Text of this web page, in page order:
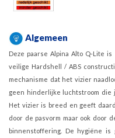
Algemeen
Deze paarse Alpina Alto Q-Lite
veilige Hardshell / ABS
mechanisme dat het vizier
geen hinderlijke luchtstroom die
Het vizier is breed en geeft
door de pasvorm maar ook door
binnenstoffering. De hygiëne